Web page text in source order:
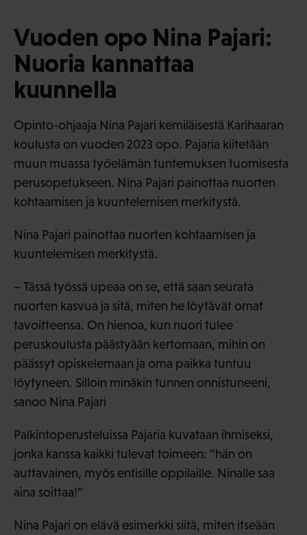
Vuoden opo Nina Pajari:
Nuoria kannattaa
kuunnella
Opinto-ohjaaja Nina Pajari kemiläisestä Karihaaran
koulusta on vuoden 2023 opo. Pajaria kiitetään
muun muassa työelämän tuntemuksen tuomisesta
perusopetukseen. Nina Pajari painottaa nuorten
kohtaamisen ja kuuntelemisen merkitystä.
Nina Pajari painottaa nuorten kohtaamisen ja
kuuntelemisen merkitystä.
– Tässä työssä upeaa on se, että saan seurata
nuorten kasvua ja sitä, miten he löytävät omat
tavoitteensa. On hienoa, kun nuori tulee
peruskoulusta päästyään kertomaan, mihin on
päässyt opiskelemaan ja oma paikka tuntuu
löytyneen. Silloin minäkin tunnen onnistuneeni,
sanoo Nina Pajari
Palkintoperusteluissa Pajaria kuvataan ihmiseksi,
jonka kanssa kaikki tulevat toimeen: ”hän on
auttavainen, myös entisille oppilaille. Ninalle saa
aina soittaa!”
Nina Pajari on elävä esimerkki siitä, miten itseään